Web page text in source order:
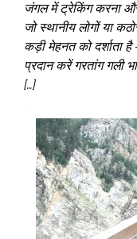
जंगल में ट्रेकिंग करना
जो स्थानीय लोगों या
कड़ी मेहनत को दर्शाता
प्रदान करें गरतांग गली
[…]